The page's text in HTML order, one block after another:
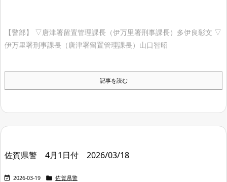
【警部】 ▽唐津署留置管理課長（伊万里署刑事課長）多伊良彰文 ▽
伊万里署刑事課長（唐津署留置管理課長）山口智昭
記事を読む
佐賀県警 4月1日付 2026/03/18
 2026-03-19  佐賀県警